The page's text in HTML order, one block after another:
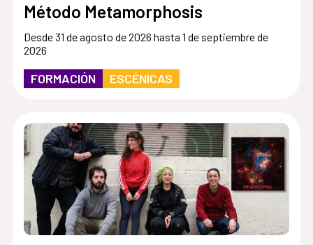
Método Metamorphosis
Desde 31 de agosto de 2026 hasta 1 de septiembre de
2026
FORMACIÓN ESCÉNICAS